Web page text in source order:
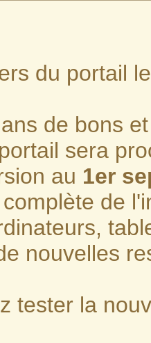
du portail
de bons
sera
au 1er
de
nouvelles
tester la